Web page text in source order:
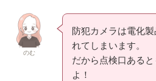
のむ
防犯カメラは電化
れてしまいます。
だから点検口ある
よ！